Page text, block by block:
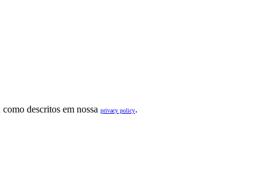
descritos em nossa privacy policy.